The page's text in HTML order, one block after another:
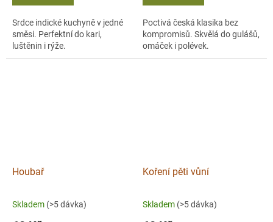
Srdce indické kuchyně v jedné
směsi. Perfektní do kari,
luštěnin i rýže.
Poctivá česká klasika bez
kompromisů. Skvělá do gulášů,
omáček i polévek.
Houbař
Skladem (>5 dávka)
Koření pěti vůní
Skladem (>5 dávka)